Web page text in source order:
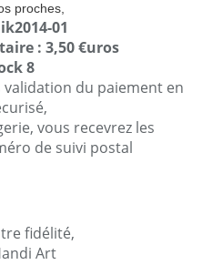
proches,
01
: 3,50 €uros
8
validation du paiement en
vous recevrez les
de suivi postal
fidélité,
Art